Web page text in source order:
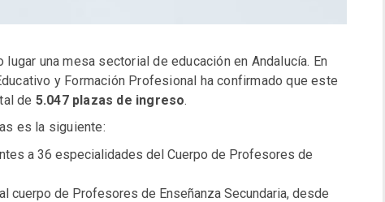
lugar una mesa sectorial de educación en Andalucía. En
y Formación Profesional ha confirmado que este
de 5.047 plazas de ingreso.
es la siguiente:
a 36 especialidades del Cuerpo de Profesores de
cuerpo de Profesores de Enseñanza Secundaria, desde